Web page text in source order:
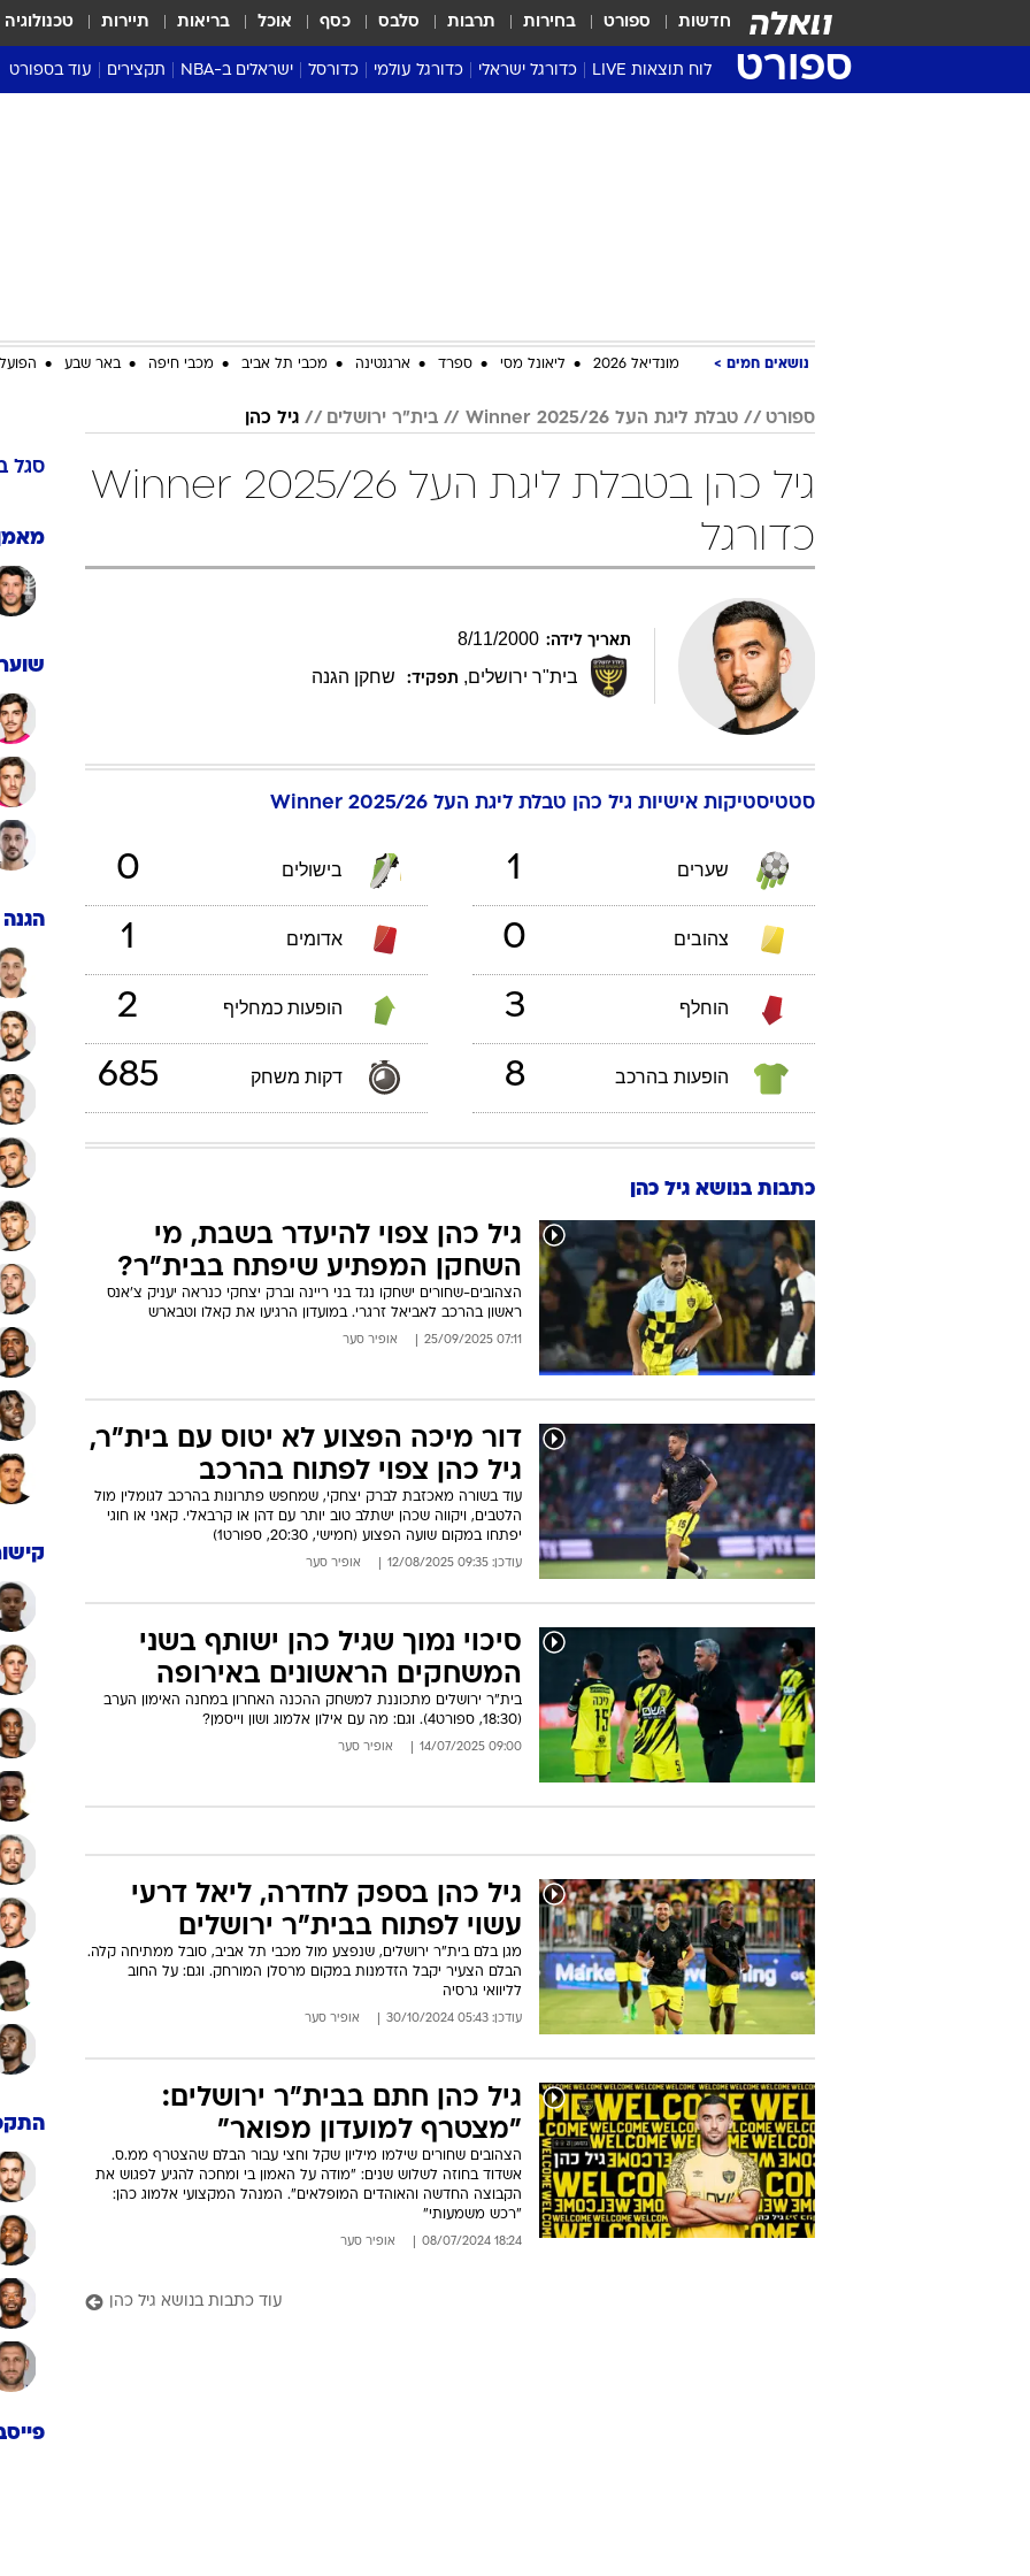
חדשות ספורט בחירות תרבות סלבס כסף אוכל בריאות תיירות טכנולוגיה
ספורט לוח תוצאות LIVE כדורגל ישראלי
ליגה א'
כדורגל עולמי
דרום אמריקה
כדורסל ישראלים ב-NBA תקצירים עוד בספורט
סערה
ספורט
החידה של
כתבו לנו
נושאים חמים מונדיאל 2026 ליאונל מסי ספרד ארגנטינה מכבי תל אביב מכבי חיפה באר שבע
ספורט טבלת ליגת העל 2025/26 Winner בית"ר ירושלים גיל כהן
גיל כהן בטבלת ליגת העל 2025/26 Winner
כדורגל
תאריך לידה: 8/11/2000
בית"ר ירושלים, תפקיד: שחקן הגנה
סטטיסטיקות אישיות גיל כהן טבלת ליגת העל 2025/26 Winner
שערים 1 בישולים 0
צהובים 0 אדומים 1
הוחלף 3 הופעות כמחליף 2
הופעות בהרכב 8 דקות משחק 685
כתבות בנושא גיל כהן
גיל כהן צפוי להיעדר בשבת, מי
השחקן המפתיע שיפתח בבית"ר?
הצהובים-שחורים ישחקו נגד בני ריינה וברק יצחקי כנראה יעניק צ'אנס
ראשון בהרכב לאביאל זרגרי. במועדון הרגיעו את קאלו וטבארש
07:11 25/09/2025 אופיר סער
דור מיכה הפצוע לא יטוס עם בית"ר,
גיל כהן צפוי לפתוח בהרכב
עוד בשורה מאכזבת לברק יצחקי, שמחפש פתרונות בהרכב לגומלין מול
הלטבים, ויקווה שכהן ישתלב טוב יותר עם דהן או קרבאלי. קאני או חוגי
יפתחו במקום שועה הפצוע (חמישי, 20:30, ספורט1)
עודכן: 09:35 12/08/2025 אופיר סער
סיכוי נמוך שגיל כהן ישותף בשני
המשחקים הראשונים באירופה
בית"ר ירושלים מתכוננת למשחק ההכנה האחרון במחנה האימון הערב
(18:30, ספורט4). וגם: מה עם אילון אלמוג ושון וייסמן?
09:00 14/07/2025 אופיר סער
גיל כהן בספק לחדרה, ליאל דרעי
עשוי לפתוח בבית"ר ירושלים
מגן בלם בית"ר ירושלים, שנפצע מול מכבי תל אביב, סובל ממתיחה קלה.
הבלם הצעיר יקבל הזדמנות במקום מרסלן המורחק. וגם: על החוב
לליוואי גרסיה
עודכן: 05:43 30/10/2024 אופיר סער
גיל כהן חתם בבית"ר ירושלים:
"מצטרף למועדון מפואר"
הצהובים שחורים שילמו מיליון שקל וחצי עבור הבלם שהצטרף ממ.ס.
אשדוד בחוזה לשלוש שנים: "מודה על האמון בי ומחכה להגיע לפגוש את
הקבוצה החדשה והאוהדים המופלאים". המנהל המקצועי אלמוג כהן:
"רכש משמעותי"
18:24 08/07/2024 אופיר סער
עוד כתבות בנושא גיל כהן
סגל
מאמן
הגנה